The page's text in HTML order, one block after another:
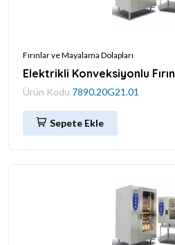
Fırınlar ve Mayalama Dolapları
Elektrikli Konveksiyonlu Fırın
Ürün Kodu 7890.20G21.01
Sepete Ekle